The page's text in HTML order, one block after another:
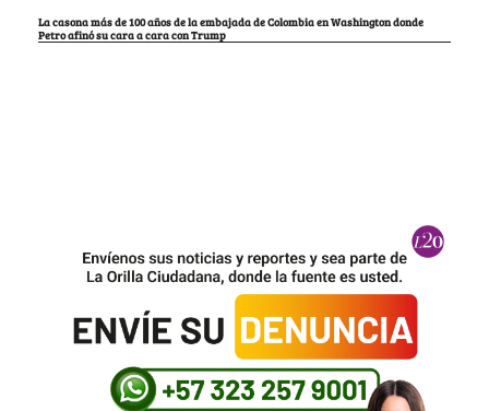
La casona más de 100 años de la embajada de Colombia en Washington donde
Petro afinó su cara a cara con Trump